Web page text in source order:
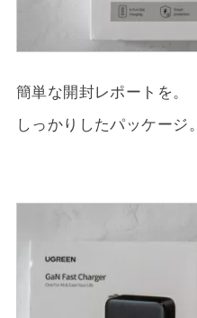
簡単な開封レポートを。
しっかりしたパッケージ。